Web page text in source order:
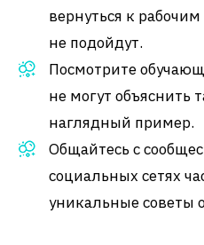
вернуться к
не подойдут.
Посмотрите
не могут объяснить
наглядный пример.
Общайтесь с
социальных сетях
уникальные советы